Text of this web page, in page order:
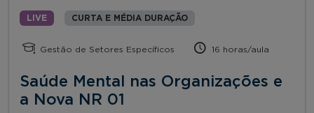
LIVE CURTA E MÉDIA DURAÇÃO
Gestão de Setores Específicos 16 horas/aula
Saúde Mental nas Organizações e
a Nova NR 01